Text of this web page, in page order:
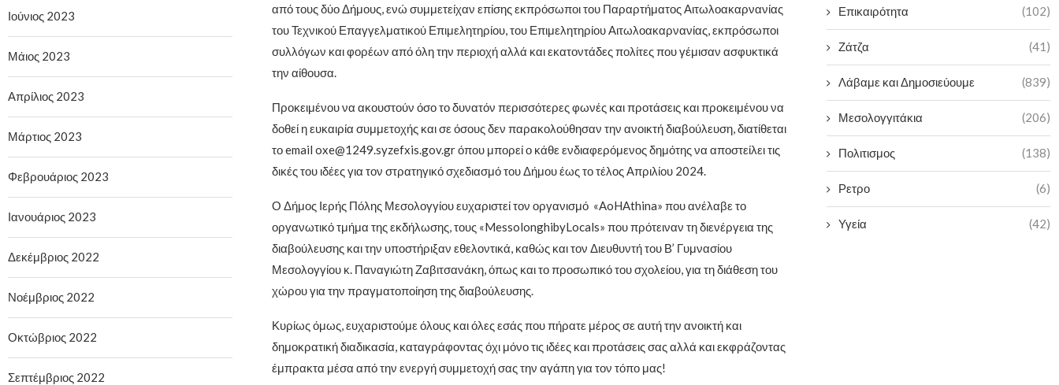
από τους δύο Δήμους, ενώ συμμετείχαν επίσης εκπρόσωποι του Παραρτήματος Αιτωλοακαρνανίας
του Τεχνικού Επαγγελματικού Επιμελητηρίου, του Επιμελητηρίου Αιτωλοακαρνανίας, εκπρόσωποι
συλλόγων και φορέων από όλη την περιοχή αλλά και εκατοντάδες πολίτες που γέμισαν ασφυκτικά
την αίθουσα.
Προκειμένου να ακουστούν όσο το δυνατόν περισσότερες φωνές και προτάσεις και προκειμένου να
δοθεί η ευκαιρία συμμετοχής και σε όσους δεν παρακολούθησαν την ανοικτή διαβούλευση, διατίθεται
το email oxe@1249.syzefxis.gov.gr όπου μπορεί ο κάθε ενδιαφερόμενος δημότης να αποστείλει τις
δικές του ιδέες για τον στρατηγικό σχεδιασμό του Δήμου έως το τέλος Απριλίου 2024.
Ο Δήμος Ιερής Πόλης Μεσολογγίου ευχαριστεί τον οργανισμό «AoHAthina» που ανέλαβε το
οργανωτικό τμήμα της εκδήλωσης, τους «MessolonghibyLocals» που πρότειναν τη διενέργεια της
διαβούλευσης και την υποστήριξαν εθελοντικά, καθώς και τον Διευθυντή του Β’ Γυμνασίου
Μεσολογγίου κ. Παναγιώτη Ζαβιτσανάκη, όπως και το προσωπικό του σχολείου, για τη διάθεση του
χώρου για την πραγματοποίηση της διαβούλευσης.
Κυρίως όμως, ευχαριστούμε όλους και όλες εσάς που πήρατε μέρος σε αυτή την ανοικτή και
δημοκρατική διαδικασία, καταγράφοντας όχι μόνο τις ιδέες και προτάσεις σας αλλά και εκφράζοντας
έμπρακτα μέσα από την ενεργή συμμετοχή σας την αγάπη για τον τόπο μας!
Επικαιρότητα (102)
Ζάτζα (41)
Λάβαμε και Δημοσιεύουμε (839)
Μεσολογγιτάκια (206)
Πολιτισμος (138)
Ρετρο (6)
Υγεία (42)
Ιούνιος 2023
Μάιος 2023
Απρίλιος 2023
Μάρτιος 2023
Φεβρουάριος 2023
Ιανουάριος 2023
Δεκέμβριος 2022
Νοέμβριος 2022
Οκτώβριος 2022
Σεπτέμβριος 2022